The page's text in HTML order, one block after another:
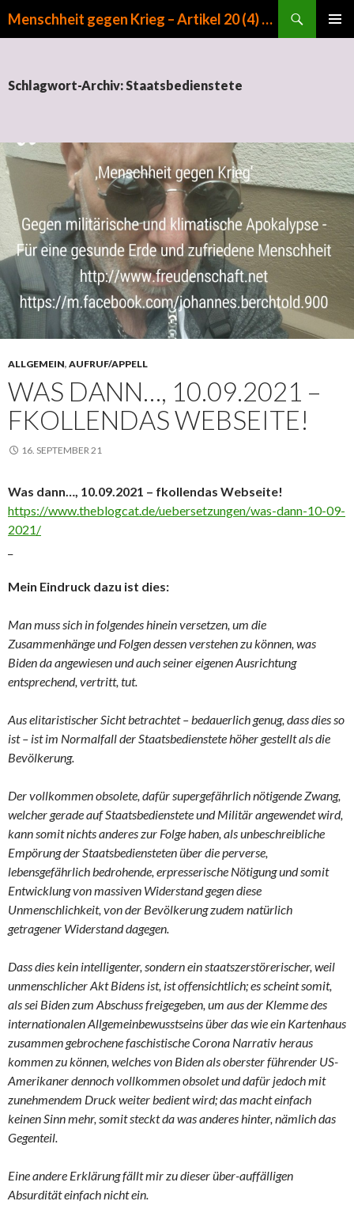
Menschheit gegen Krieg – Artikel 20 (4) GG
Schlagwort-Archiv: Staatsbedienstete
ALLGEMEIN, AUFRUF/APPELL
WAS DANN…, 10.09.2021 –
FKOLLENDAS WEBSEITE!
16. SEPTEMBER 21
Was dann…, 10.09.2021 – fkollendas Webseite!
https://www.theblogcat.de/uebersetzungen/was-dann-10-09-
2021/
Mein Eindruck dazu ist dies:
Man muss sich in folgendes hinein versetzen, um die
Zusammenhänge und Folgen dessen verstehen zu können, was
Biden da angewiesen und auch seiner eigenen Ausrichtung
entsprechend, vertritt, tut.
Aus elitaristischer Sicht betrachtet – bedauerlich genug, dass dies so
ist – ist im Normalfall der Staatsbedienstete höher gestellt als die
Bevölkerung.
Der vollkommen obsolete, dafür supergefährlich nötigende Zwang,
welcher gerade auf Staatsbedienstete und Militär angewendet wird,
kann somit nichts anderes zur Folge haben, als unbeschreibliche
Empörung der Staatsbediensteten über die perverse,
lebensgefährlich bedrohende, erpresserische Nötigung und somit
Entwicklung von massiven Widerstand gegen diese
Unmenschlichkeit, von der Bevölkerung zudem natürlich
getragener Widerstand dagegen.
Dass dies kein intelligenter, sondern ein staatszerstörerischer, weil
unmenschlicher Akt Bidens ist, ist offensichtlich; es scheint somit,
als sei Biden zum Abschuss freigegeben, um aus der Klemme des
internationalen Allgemeinbewusstseins über das wie ein Kartenhaus
zusammen gebrochene faschistische Corona Narrativ heraus
kommen zu können, welches von Biden als oberster führender US-
Amerikaner dennoch vollkommen obsolet und dafür jedoch mit
zunehmendem Druck weiter bedient wird; das macht einfach
keinen Sinn mehr, somit steckt da was anderes hinter, nämlich das
Gegenteil.
Eine andere Erklärung fällt mir zu dieser über-auffälligen
Absurdität einfach nicht ein.